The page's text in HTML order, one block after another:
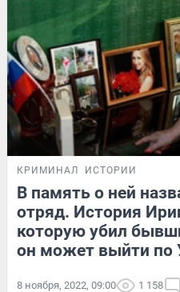
КРИМИНАЛ ИСТОРИИ
В память о ней
отряд. История
которую убил
он может выйти по
8 ноября, 2022, 09:00 1 158